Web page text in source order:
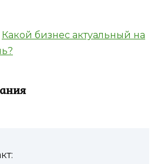
Какой бизнес актуальный на